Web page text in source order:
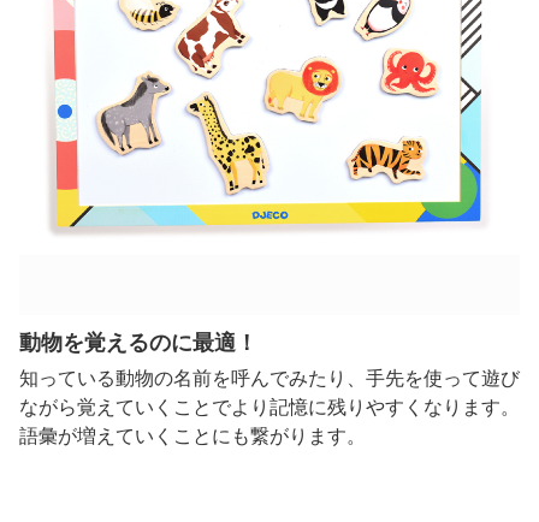
動物を覚えるのに最適！
知っている動物の名前を呼んでみたり、手先を使って遊び
ながら覚えていくことでより記憶に残りやすくなります。
語彙が増えていくことにも繋がります。